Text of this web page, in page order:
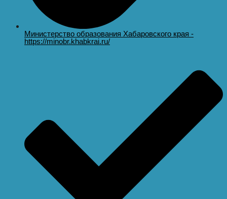
Министерство образования Хабаровского края -
https://minobr.khabkrai.ru/